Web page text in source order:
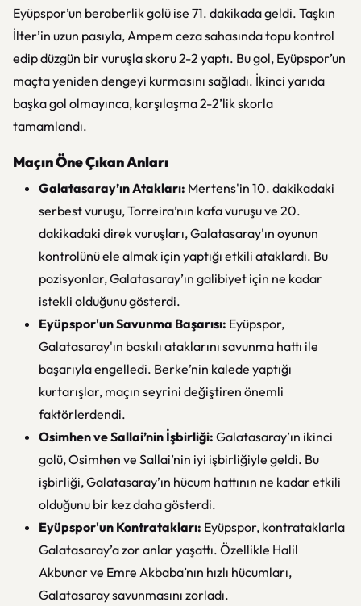
Eyüpspor’un beraberlik golü ise 71. dakikada geldi. Taşkın
İlter’in uzun pasıyla, Ampem ceza sahasında topu kontrol
edip düzgün bir vuruşla skoru 2-2 yaptı. Bu gol, Eyüpspor’un
maçta yeniden dengeyi kurmasını sağladı. İkinci yarıda
başka gol olmayınca, karşılaşma 2-2’lik skorla
tamamlandı.
Maçın Öne Çıkan Anları
Galatasaray’ın Atakları: Mertens'in 10. dakikadaki
serbest vuruşu, Torreira’nın kafa vuruşu ve 20.
dakikadaki direk vuruşları, Galatasaray'ın oyunun
kontrolünü ele almak için yaptığı etkili ataklardı. Bu
pozisyonlar, Galatasaray’ın galibiyet için ne kadar
istekli olduğunu gösterdi.
Eyüpspor'un Savunma Başarısı: Eyüpspor,
Galatasaray'ın baskılı ataklarını savunma hattı ile
başarıyla engelledi. Berke’nin kalede yaptığı
kurtarışlar, maçın seyrini değiştiren önemli
faktörlerdendi.
Osimhen ve Sallai’nin İşbirliği: Galatasaray’ın ikinci
golü, Osimhen ve Sallai’nin iyi işbirliğiyle geldi. Bu
işbirliği, Galatasaray’ın hücum hattının ne kadar etkili
olduğunu bir kez daha gösterdi.
Eyüpspor'un Kontratakları: Eyüpspor, kontrataklarla
Galatasaray’a zor anlar yaşattı. Özellikle Halil
Akbunar ve Emre Akbaba’nın hızlı hücumları,
Galatasaray savunmasını zorladı.